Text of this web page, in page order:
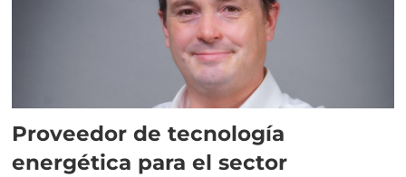
Proveedor de tecnología
energética para el sector